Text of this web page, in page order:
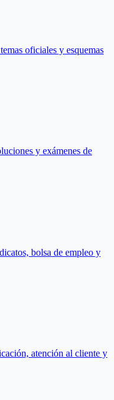
oficiales y esquemas
y exámenes de
bolsa de empleo y
atención al cliente y